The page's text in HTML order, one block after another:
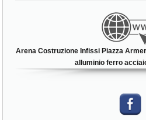
Arena Costruzione Infissi Piazza
alluminio ferro